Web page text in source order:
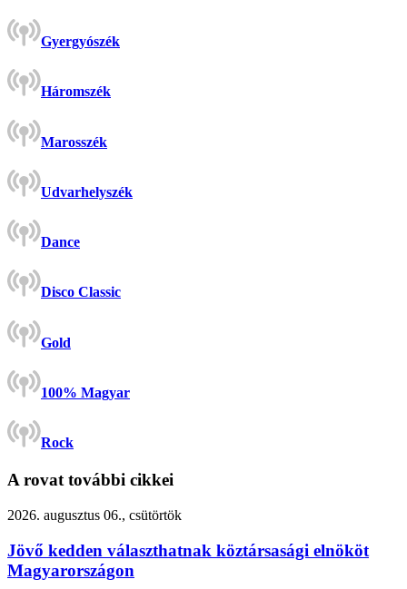
Gyergyószék
Háromszék
Marosszék
Udvarhelyszék
Dance
Disco Classic
Gold
100% Magyar
Rock
A rovat további cikkei
2026. augusztus 06., csütörtök
Jövő kedden választhatnak köztársasági elnököt
Magyarországon